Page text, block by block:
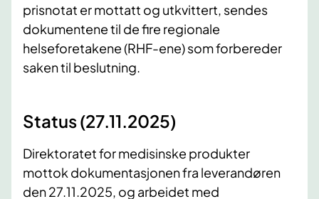
prisnotat er mottatt og utkvittert, sendes
dokumentene til de fire regionale
helseforetakene (RHF-ene) som forbereder
saken til beslutning.
Status (27.11.2025)
Direktoratet for medisinske produkter
mottok dokumentasjonen fra leverandøren
den 27.11.2025, og arbeidet med